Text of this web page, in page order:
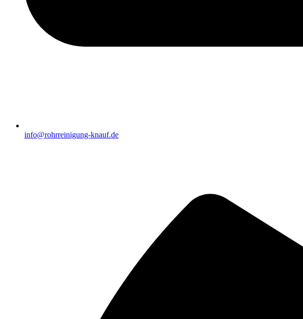
info@rohrreinigung-knauf.de